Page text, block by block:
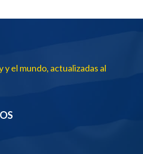
y el mundo, actualizadas al